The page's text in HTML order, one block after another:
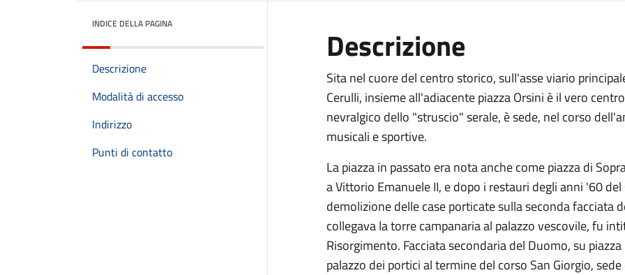
INDICE DELLA PAGINA
Descrizione
Modalità di accesso
Indirizzo
Punti di contatto
Descrizione
Sita nel cuore del centro storico, sull'asse viario
Cerulli, insieme all'adiacente piazza Orsini è il vero
nevralgico dello "struscio" serale, è sede, nel corso
musicali e sportive.
La piazza in passato era nota anche come piazza di
a Vittorio Emanuele II, e dopo i restauri degli anni '60
demolizione delle case porticate sulla seconda facciata
collegava la torre campanaria al palazzo vescovile, fu
Risorgimento. Facciata secondaria del Duomo, su
palazzo dei portici al termine del corso San Giorgio,